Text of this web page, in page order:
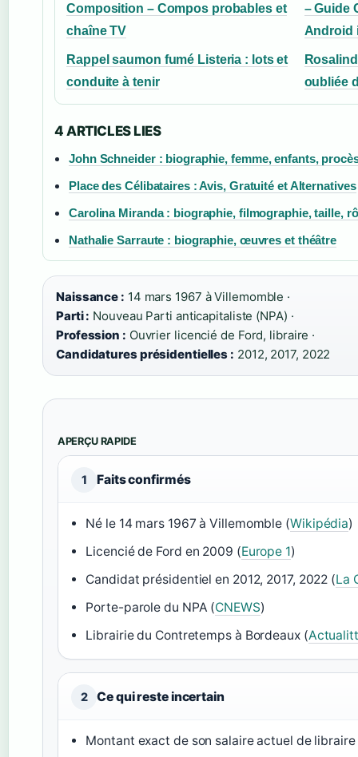
Composition – Compos probables et
chaîne TV
– Guide
Android
Rappel saumon fumé Listeria : lots et
conduite à tenir
oubliée
4 ARTICLES LIES
John Schneider : biographie, femme, enfants,
Place des Célibataires : Avis, Gratuité et Alternatives
Carolina Miranda : biographie, filmographie, taille,
Nathalie Sarraute : biographie, œuvres et théâtre
Naissance : 14 mars 1967 à Villemomble ·
Parti : Nouveau Parti anticapitaliste (NPA) ·
Profession : Ouvrier licencié de Ford, libraire ·
Candidatures présidentielles : 2012, 2017, 2022
APERÇU RAPIDE
1 Faits confirmés
Né le 14 mars 1967 à Villemomble (Wikipédia)
Licencié de Ford en 2009 (Europe 1)
Candidat présidentiel en 2012, 2017, 2022 (La
Porte-parole du NPA (CNEWS)
Librairie du Contretemps à Bordeaux (
2 Ce qui reste incertain
Montant exact de son salaire actuel de libraire